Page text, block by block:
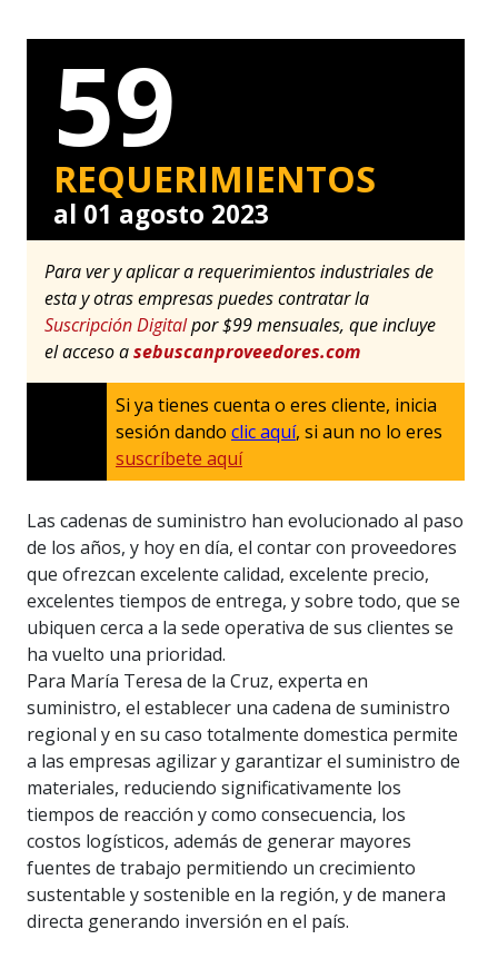
59
REQUERIMIENTOS
al 01 agosto 2023
Para ver y aplicar a requerimientos industriales de
esta y otras empresas puedes contratar la
Suscripción Digitalpor $99 mensuales, que incluye
el acceso asebuscanproveedores.com
Si ya tienes cuenta o eres cliente, inicia
sesión dando clic aquí, si aun no lo eres
suscríbete aquí
Las cadenas de suministro han evolucionado al paso
de los años, y hoy en día, el contar con proveedores
que ofrezcan excelente calidad, excelente precio,
excelentes tiempos de entrega, y sobre todo, que se
ubiquen cerca a la sede operativa de sus clientes se
ha vuelto una prioridad.
Para María Teresa de la Cruz, experta en
suministro, el establecer una cadena de suministro
regional y en su caso totalmente domestica permite
a las empresas agilizar y garantizar el suministro de
materiales, reduciendo significativamente los
tiempos de reacción y como consecuencia, los
costos logísticos, además de generar mayores
fuentes de trabajo permitiendo un crecimiento
sustentable y sostenible en la región, y de manera
directa generando inversión en el país.